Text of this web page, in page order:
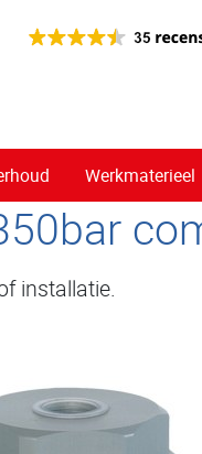
Werkmaterieel
installatie.